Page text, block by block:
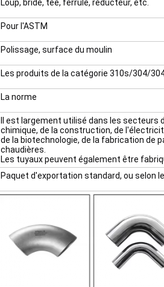
Loup, bride, tee, ferrule, réducteur, etc.
Pour l'ASTM
Polissage, surface du moulin
Les produits de la catégorie 310s/304/
La norme
Il est largement utilisé dans les secteurs
chimique, de la construction, de
de la biotechnologie, de la fabrication de
chaudières.
Les tuyaux peuvent également être
Paquet d'exportation standard, ou selon